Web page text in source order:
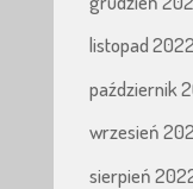
listopad 2022
październik
wrzesień
sierpień